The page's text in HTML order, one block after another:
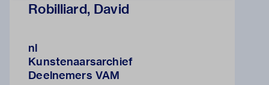
Robilliard, David
nl
Kunstenaarsarchief
Deelnemers VAM